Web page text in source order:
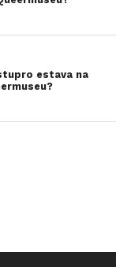
estava na